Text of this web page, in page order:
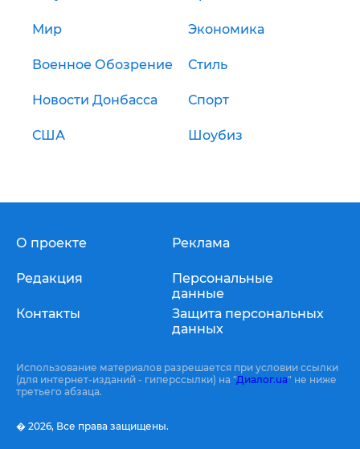
Мир Экономика
Военное Обозрение Стиль
Новости Донбасса Спорт
США Шоубиз
О проекте
Редакция
Контакты
Реклама
Персональные
данные
Защита персональных
данных
Использование материалов разрешается при условии ссылки
(для интернет-изданий - гиперссылки) на "Диалог.ua" не ниже
третьего абзаца.
� 2026, Все права защищены.